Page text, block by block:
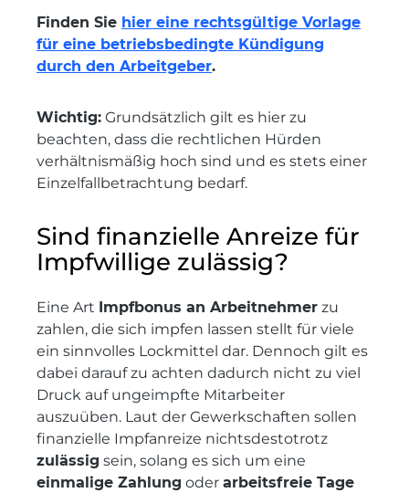
Finden Sie hier eine rechtsgültige Vorlage
für eine betriebsbedingte Kündigung
durch den Arbeitgeber.
Wichtig: Grundsätzlich gilt es hier zu
beachten, dass die rechtlichen Hürden
verhältnismäßig hoch sind und es stets einer
Einzelfallbetrachtung bedarf.
Sind finanzielle Anreize für
Impfwillige zulässig?
Eine Art Impfbonus an Arbeitnehmer zu
zahlen, die sich impfen lassen stellt für viele
ein sinnvolles Lockmittel dar. Dennoch gilt es
dabei darauf zu achten dadurch nicht zu viel
Druck auf ungeimpfte Mitarbeiter
auszuüben. Laut der Gewerkschaften sollen
finanzielle Impfanreize nichtsdestotrotz
zulässig sein, solang es sich um eine
einmalige Zahlung oder arbeitsfreie Tage